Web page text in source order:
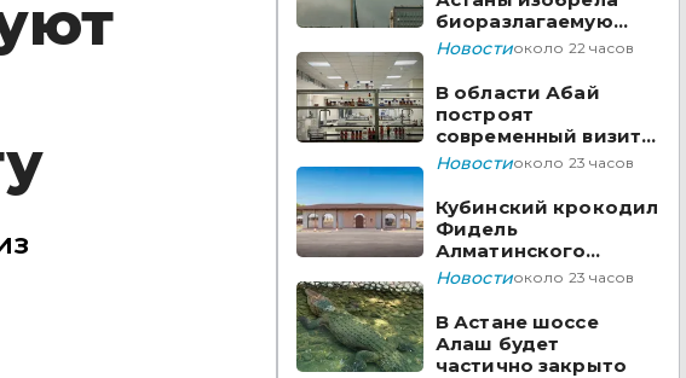
биоразлагаемую
бумагу из травы
Новостиоколо 22 часов
В области Абай
построят
современный визит-
центр
Новостиоколо 23 часов
Кубинский крокодил
Фидель
Алматинского
зоопарка отметил
Новостиоколо 23 часов
В Астане шоссе
Алаш будет
частично закрыто